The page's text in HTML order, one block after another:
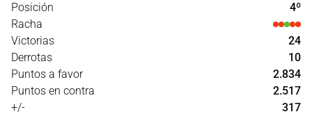
Posición
4º
Racha
Victorias
24
Derrotas
10
Puntos a favor
2.834
Puntos en contra
2.517
+/-
317